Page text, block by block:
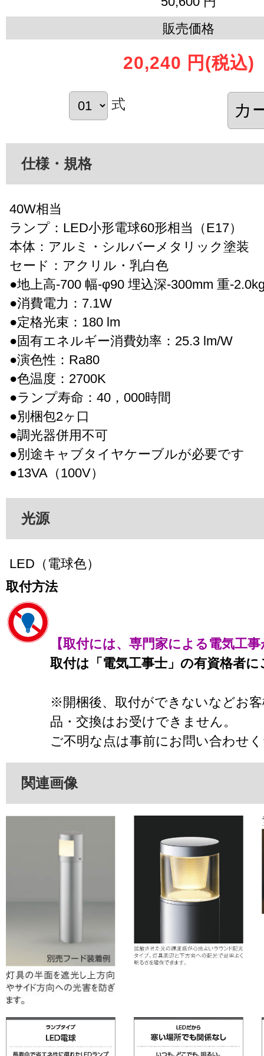
販売価格
20,240 円 (税込)
式
仕様・規格
40W相当
ランプ：LED小形電球60形相当（E17）
本体：アルミ・シルバーメタリック塗装
セード：アクリル・乳白色
●地上高-700 幅-φ90 埋込深-300mm 重-
●消費電力：7.1W
●定格光束：180 lm
●固有エネルギー消費効率：25.3 lm/W
●演色性：Ra80
●色温度：2700K
●ランプ寿命：40，000時間
●別梱包2ヶ口
●調光器併用不可
●別途キャブタイヤケーブルが必要です
●13VA（100V）
光源
LED（電球色）
取付方法
【取付には、専門家による電気工
取付は「電気工事士」の有資格者
※開梱後、取付ができないなどお
品・交換はお受けできません。
ご不明な点は事前にお問い合わせ
関連画像